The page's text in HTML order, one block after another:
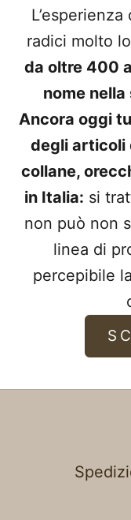
radici molto
da oltre 400
nome
Ancora oggi
degli articoli
collane,
in Italia: si
non può non
linea di
percepibile